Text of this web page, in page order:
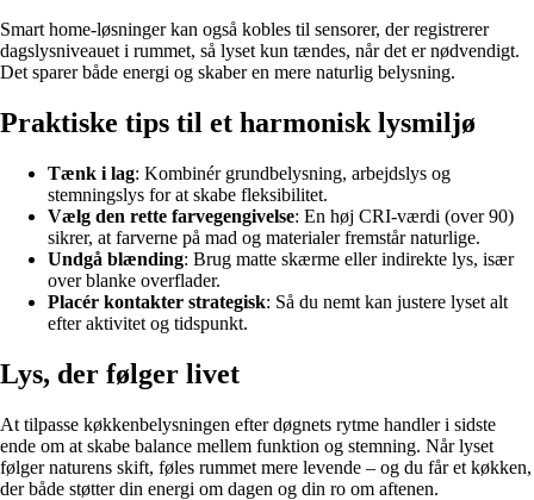
Smart home-løsninger kan også kobles til sensorer, der registrerer
dagslysniveauet i rummet, så lyset kun tændes, når det er nødvendigt.
Det sparer både energi og skaber en mere naturlig belysning.
Praktiske tips til et harmonisk lysmiljø
Tænk i lag: Kombinér grundbelysning, arbejdslys og
stemningslys for at skabe fleksibilitet.
Vælg den rette farvegengivelse: En høj CRI-værdi (over 90)
sikrer, at farverne på mad og materialer fremstår naturlige.
Undgå blænding: Brug matte skærme eller indirekte lys, især
over blanke overflader.
Placér kontakter strategisk: Så du nemt kan justere lyset alt
efter aktivitet og tidspunkt.
Lys, der følger livet
At tilpasse køkkenbelysningen efter døgnets rytme handler i sidste
ende om at skabe balance mellem funktion og stemning. Når lyset
følger naturens skift, føles rummet mere levende – og du får et køkken,
der både støtter din energi om dagen og din ro om aftenen.